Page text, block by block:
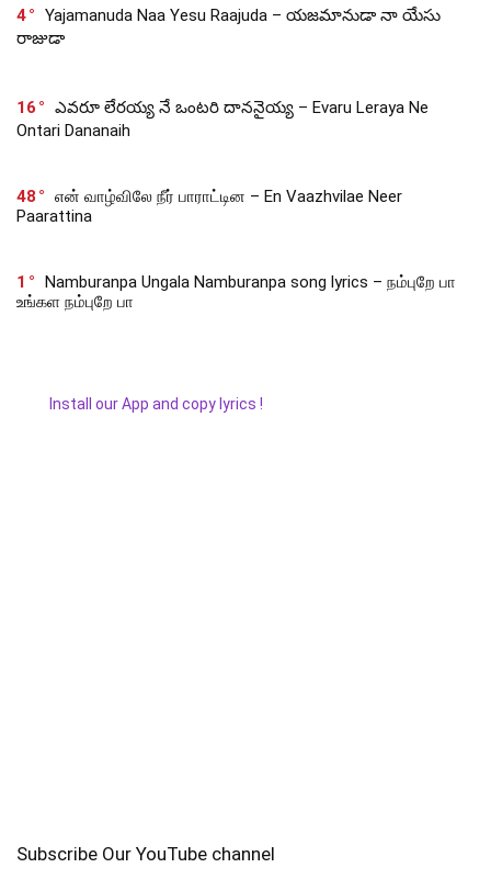
4
Yajamanuda Naa Yesu Raajuda – యజమానుడా నా యేసు
రాజుడా
16
ఎవరూ లేరయ్య నే ఒంటరి దాననైయ్య – Evaru Leraya Ne
Ontari Dananaih
48
என் வாழ்விலே நீர் பாராட்டின – En Vaazhvilae Neer
Paarattina
1
Namburanpa Ungala Namburanpa song lyrics – நம்புறே பா
உங்கள நம்புறே பா
Install our App and copy lyrics !
Subscribe Our YouTube channel